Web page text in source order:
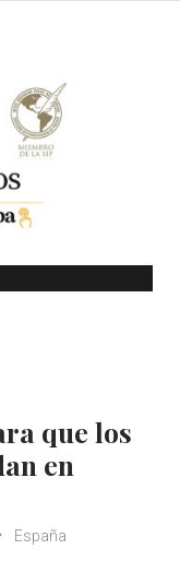
que los
en
España